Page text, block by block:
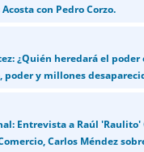
Acosta con Pedro Corzo.
¿Quién heredará el poder
poder y millones
Entrevista a Raúl 'Raulito'
Carlos Méndez